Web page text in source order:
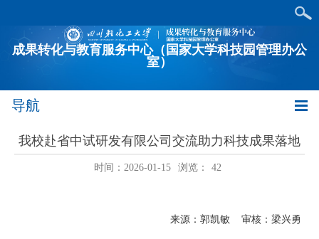
成果转化与教育服务中心（国家大学科技园管理办公
室）
导航
我校赴省中试研发有限公司交流助力科技成果落地
时间：2026-01-15 浏览： 42
来源：郭凯敏 审核：梁兴勇